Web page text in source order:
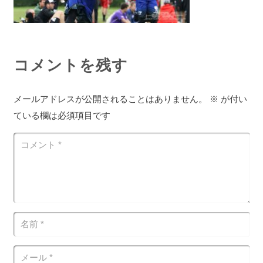
コメントを残す
メールアドレスが公開されることはありません。 ※ が付い
ている欄は必須項目です